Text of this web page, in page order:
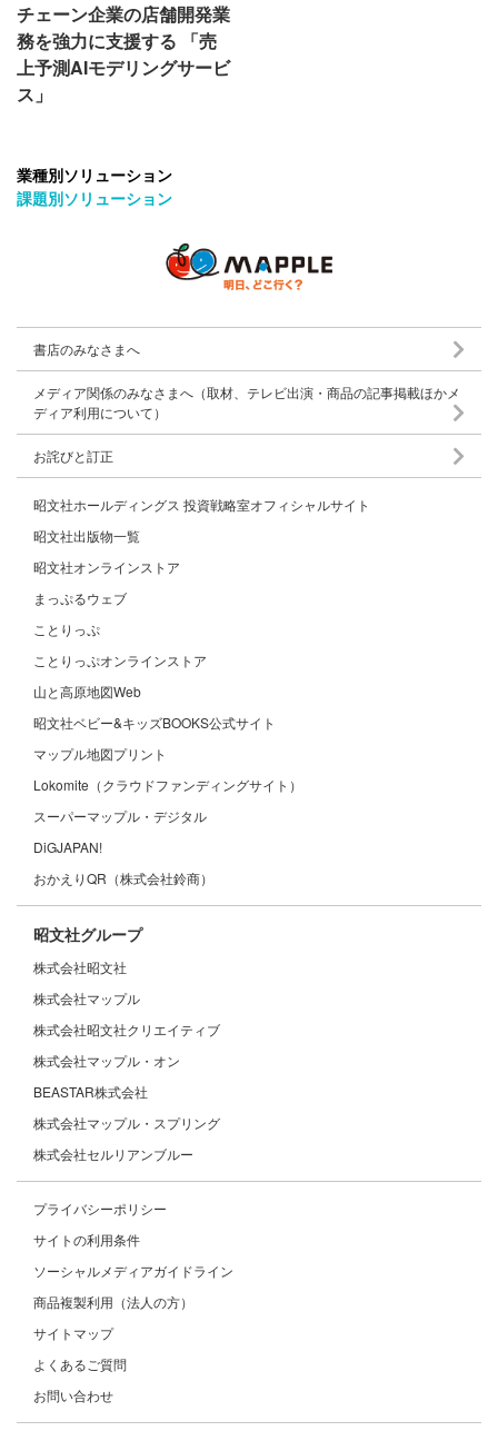
チェーン企業の店舗開発業
務を強力に支援する 「売
上予測AIモデリングサービ
ス」
業種別ソリューション
課題別ソリューション
書店のみなさまへ
メディア関係のみなさまへ（取材、テレビ出演・商品の記事掲載ほかメ
ディア利用について）
お詫びと訂正
昭文社ホールディングス 投資戦略室オフィシャルサイト
昭文社出版物一覧
昭文社オンラインストア
まっぷるウェブ
ことりっぷ
ことりっぷオンラインストア
山と高原地図Web
昭文社ベビー&キッズBOOKS公式サイト
マップル地図プリント
Lokomite（クラウドファンディングサイト）
スーパーマップル・デジタル
DiGJAPAN!
おかえりQR（株式会社鈴商）
昭文社グループ
株式会社昭文社
株式会社マップル
株式会社昭文社クリエイティブ
株式会社マップル・オン
BEASTAR株式会社
株式会社マップル・スプリング
株式会社セルリアンブルー
プライバシーポリシー
サイトの利用条件
ソーシャルメディアガイドライン
商品複製利用（法人の方）
サイトマップ
よくあるご質問
お問い合わせ